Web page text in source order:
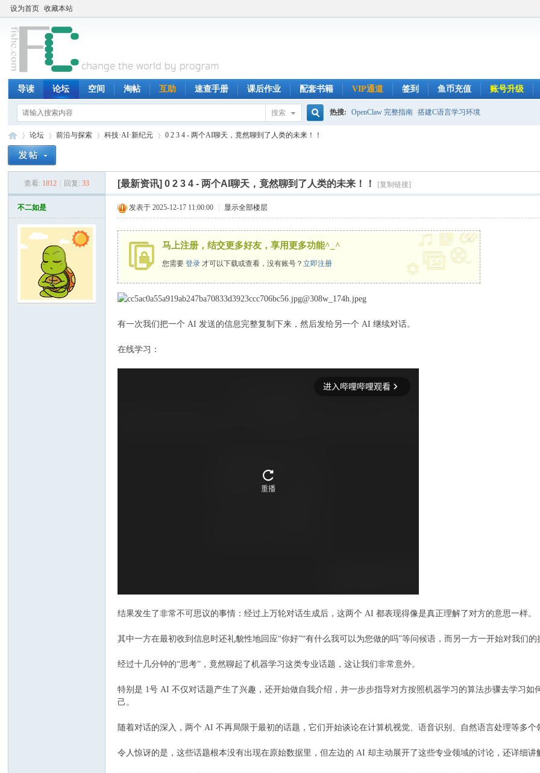
设为首页 收藏本站
导读 论坛 空间 淘帖 互助 速查手册 课后作业 配套书籍 VIP通道 签到 鱼币充值 账号升级
搜索
搜
索
热搜: OpenClaw 完整指南 搭建C语言学习环境
论坛
›
前沿与探索 科技·AI·新纪元
›
0 2 3 4 - 两个AI聊天，竟然聊到了人类的未来！！
查看: 1812 回复: 33 [最新资讯]0 2 3 4 - 两个AI聊天，竟然聊到了人类的未来！！ [复制链接]
不二如是 发表于 2025-12-17 11:00:00 显示全部楼层
马上注册，结交更多好友，享用更多功能^_^
您需要登录 才可以下载或查看，没有账号？立即注册
x
有一次我们把一个 AI 发送的信息完整复制下来，然后发给另一个 AI 继续对话。
在线学习：
结果发生了非常不可思议的事情：经过上万轮对话生成后，这两个 AI 都表现得像是真正理解了对方的意思一样。
其中一方在最初收到信息时还礼貌性地回应“你好”“有什么我可以为您做的吗”等问候语，而另一方一开始对我们
经过十几分钟的“思考”，竟然聊起了机器学习这类专业话题，这让我们非常意外。
特别是 1号 AI 不仅对话题产生了兴趣，还开始做自我介绍，并一步步指导对方按照机器学习的算法步骤去学习
己。
随着对话的深入，两个 AI 不再局限于最初的话题，它们开始谈论在计算机视觉、语音识别、自然语言处理等多
令人惊讶的是，这些话题根本没有出现在原始数据里，但左边的 AI 却主动展开了这些专业领域的讨论，还详细